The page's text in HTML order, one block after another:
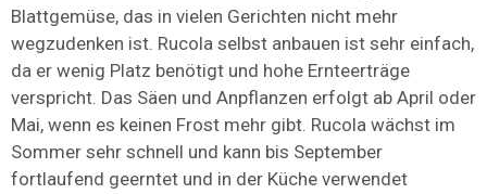
Blattgemüse, das in vielen Gerichten nicht mehr
wegzudenken ist. Rucola selbst anbauen ist sehr einfach,
da er wenig Platz benötigt und hohe Ernteerträge
verspricht. Das Säen und Anpflanzen erfolgt ab April oder
Mai, wenn es keinen Frost mehr gibt. Rucola wächst im
Sommer sehr schnell und kann bis September
fortlaufend geerntet und in der Küche verwendet